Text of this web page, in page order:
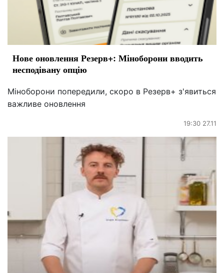
Нове оновлення Резерв+: Міноборони вводить
несподівану опцію
Міноборони попередили, скоро в Резерв+ з'явиться
важливе оновлення
19:30 27.11